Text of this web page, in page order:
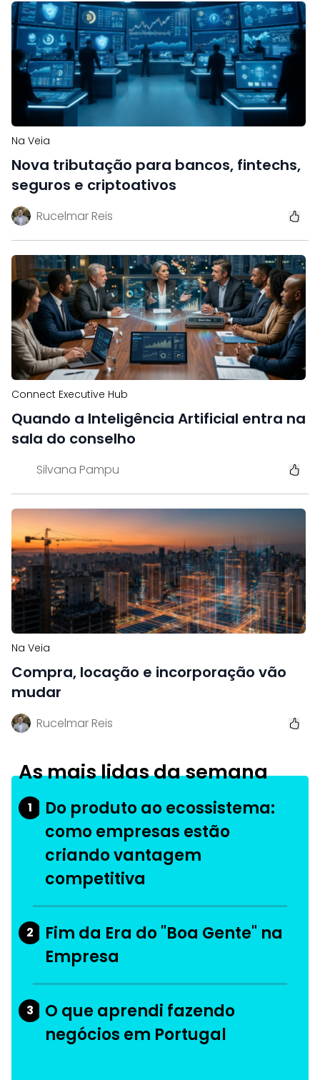
Na Veia
Nova tributação para bancos, fintechs,
seguros e criptoativos
Rucelmar Reis
Connect Executive Hub
Quando a Inteligência Artificial entra na
sala do conselho
Silvana Pampu
Na Veia
Compra, locação e incorporação vão
mudar
Rucelmar Reis
As mais lidas da semana
1
Do produto ao ecossistema:
como empresas estão
criando vantagem
competitiva
2
Fim da Era do "Boa Gente" na
Empresa
3
O que aprendi fazendo
negócios em Portugal